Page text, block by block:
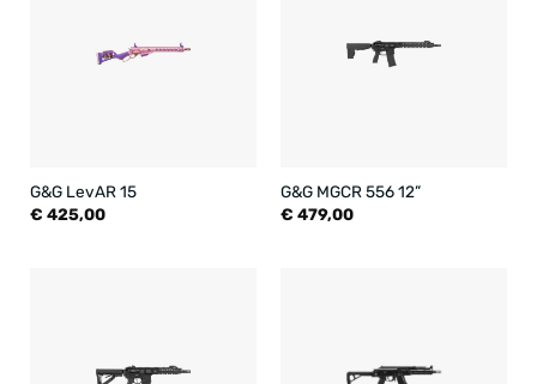
G&G LevAR 15
€ 425,00
G&G MGCR 556 12”
€ 479,00